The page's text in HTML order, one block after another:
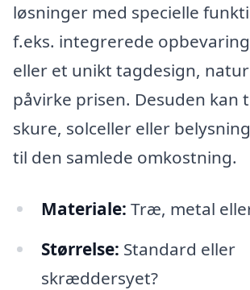
løsninger med specielle
f.eks. integrerede
eller et unikt tagdesign,
påvirke prisen. Desuden kan
skure, solceller eller
til den samlede omkostning.
Materiale: Træ, metal
Størrelse: Standard eller
skræddersyet?